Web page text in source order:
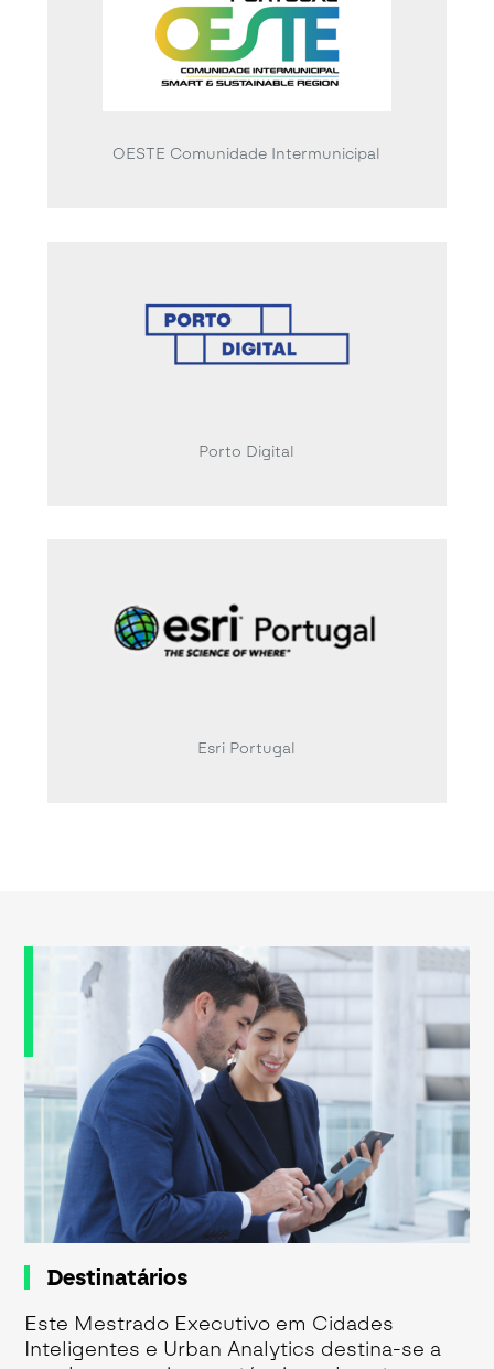
OESTE Comunidade Intermunicipal
Porto Digital
Esri Portugal
Destinatários
Este Mestrado Executivo em Cidades
Inteligentes e Urban Analytics destina-se a